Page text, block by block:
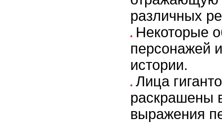
различных
Некоторые
персонажей
истории.
Лица
раскрашены
выражения